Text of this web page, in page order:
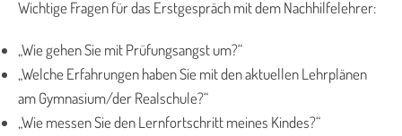
Wichtige Fragen für das Erstgespräch mit dem Nachhilfelehrer:
„Wie gehen Sie mit Prüfungsangst um?“
„Welche Erfahrungen haben Sie mit den aktuellen Lehrplänen
am Gymnasium/der Realschule?“
„Wie messen Sie den Lernfortschritt meines Kindes?“